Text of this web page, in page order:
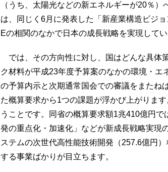
（うち、太陽光などの新エネルギーが20％
は、同じく6月に発表した「新産業構造ビジ
Eの相関のなかで日本の成長戦略を実現して
では、その方向性に対し、国はどんな具体
ク材料が平成23年度予算案のなかの環境・
の予算内示と次期通常国会での審議をまたね
た概算要求から1つの課題が浮かび上がりま
うことです。同省の概算要求額1兆410億円
発の重点化・加速化」などが新成長戦略実現
ステムの次世代高性能技術開発（257.6億円
する事業ばかりが目立ちます。